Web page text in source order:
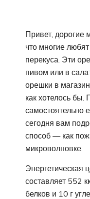
Привет, дорогие
что многие
перекуса. Эти
пивом или в
орешки в
как хотелось
самостоятельно
сегодня вам
способ — как
микроволновке.
Энергетическая
составляет 552
белков и 10 г